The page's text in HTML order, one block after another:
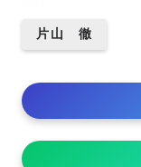
片山 徹